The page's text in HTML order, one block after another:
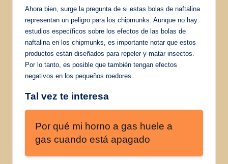
Ahora bien, surge la pregunta de si estas bolas de naftalina
representan un peligro para los chipmunks. Aunque no hay
estudios específicos sobre los efectos de las bolas de
naftalina en los chipmunks, es importante notar que estos
productos están diseñados para repeler y matar insectos.
Por lo tanto, es posible que también tengan efectos
negativos en los pequeños roedores.
Tal vez te interesa
Por qué mi horno a gas huele a
gas cuando está apagado